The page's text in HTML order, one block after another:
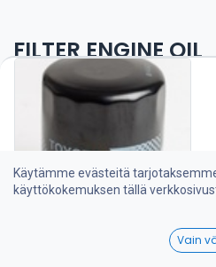
FILTER ENGINE OIL
Öljynsuodatin on suositeltava
Käytämme evästeitä
käyttökokemuksen tällä
Vain